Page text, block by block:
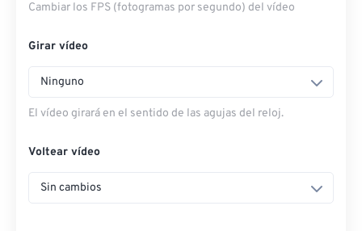
Cambiar los FPS (fotogramas por segundo) del vídeo
Girar vídeo
Ninguno
El vídeo girará en el sentido de las agujas del reloj.
Voltear vídeo
Sin cambios